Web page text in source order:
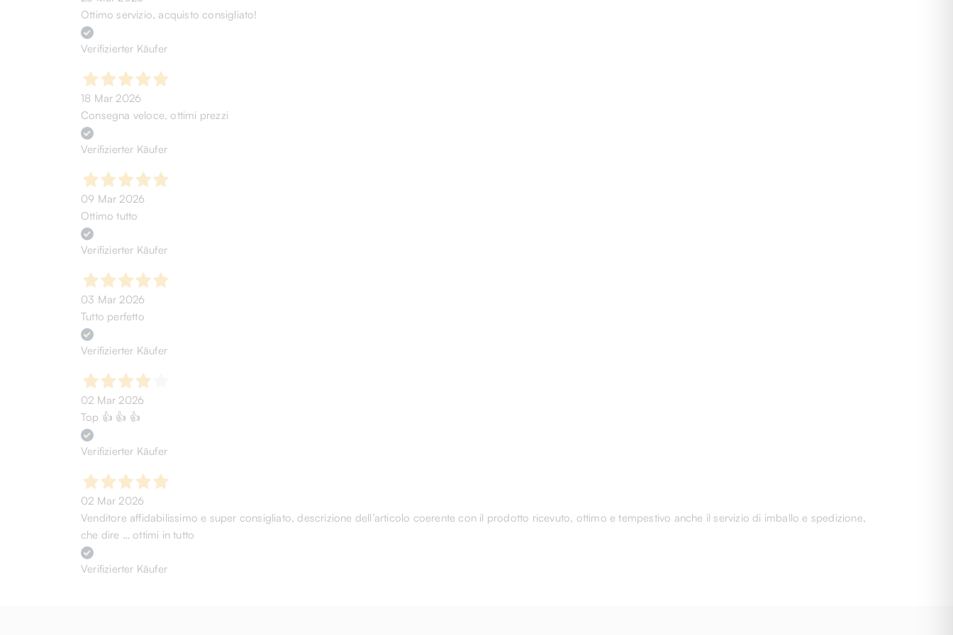
Ottimo servizio, acquisto consigliato!
Verifizierter Käufer
18 Mar 2026
Consegna veloce, ottimi prezzi
Verifizierter Käufer
09 Mar 2026
Ottimo tutto
Verifizierter Käufer
03 Mar 2026
Tutto perfetto
Verifizierter Käufer
02 Mar 2026
Top 👍 👍 👍
Verifizierter Käufer
02 Mar 2026
Venditore affidabilissimo e super consigliato, descrizione dell’articolo coerente con il prodotto ricevuto, ottimo e tempestivo anche il servizio di imballo e spedizione,
che dire … ottimi in tutto
Verifizierter Käufer